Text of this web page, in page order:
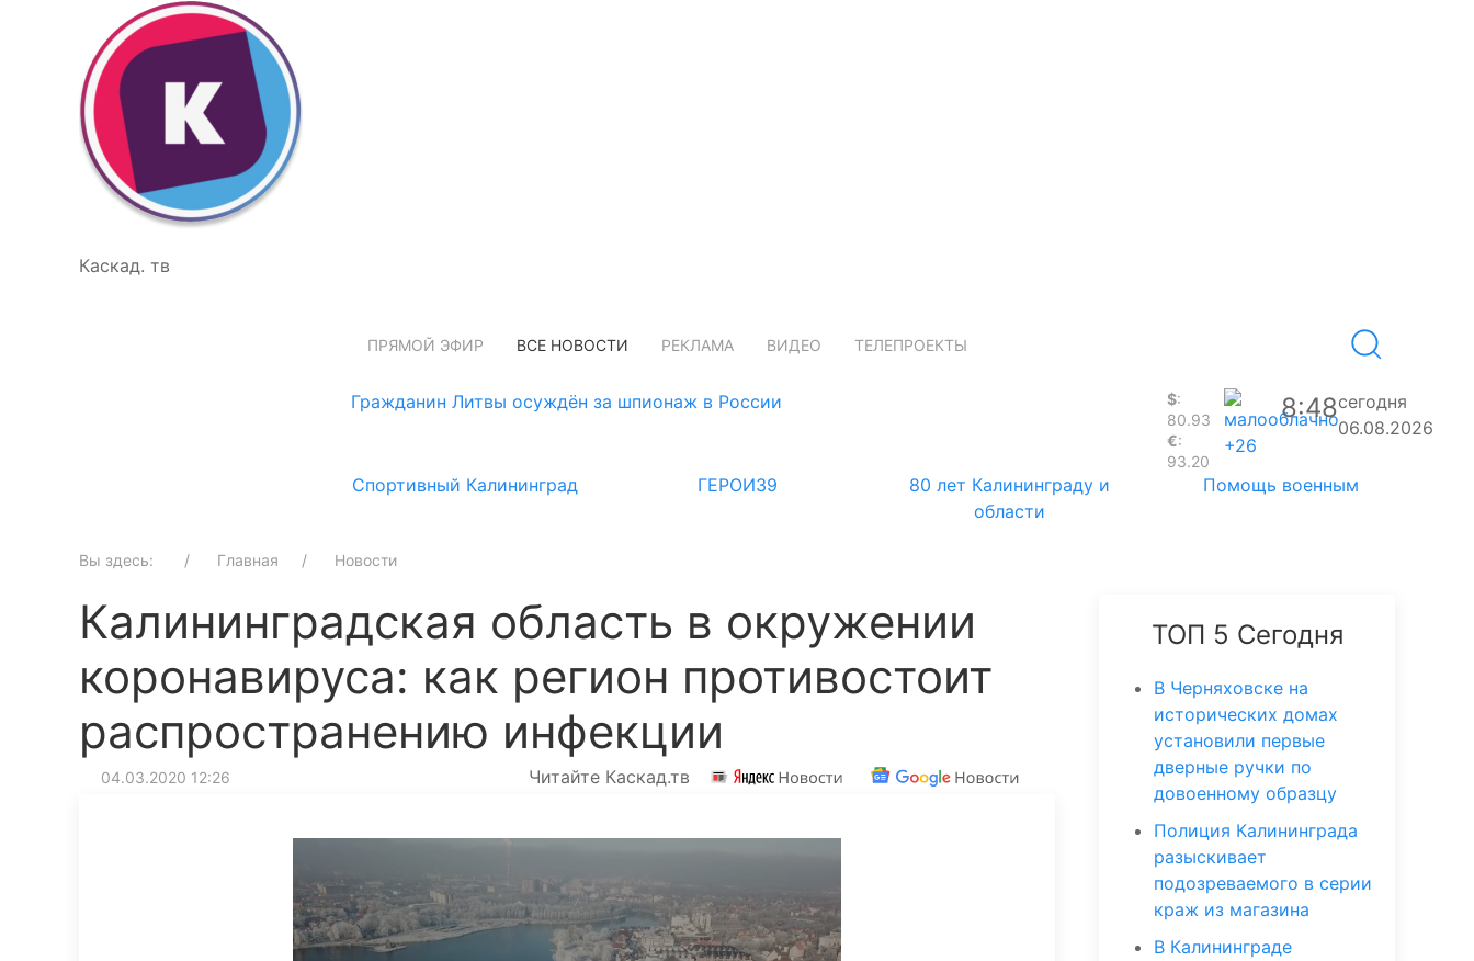
Каскад. тв
ПРЯМОЙ ЭФИР ВСЕ НОВОСТИ РЕКЛАМА ВИДЕО ТЕЛЕПРОЕКТЫ
Гражданин Литвы осуждён за шпионаж в России $:
80.93
€:
93.20
+26
8:48сегодня
06.08.2026
Спортивный Калининград ГЕРОИ39
80 лет Калининграду и
области
Помощь военным
Вы здесь: Главная Новости
Калининградская область в окружении
коронавируса: как регион противостоит
распространению инфекции
04.03.2020 12:26 Читайте Каскад.тв
ТОП 5 Сегодня
В Черняховске на
исторических домах
установили первые
дверные ручки по
довоенному образцу
Полиция Калининграда
разыскивает
подозреваемого в серии
краж из магазина
В Калининграде